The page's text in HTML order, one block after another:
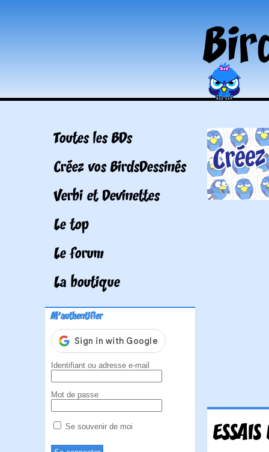
Toutes les BDs
Créez vos BirdsDessinés
Verbi et Devinettes
Le top
Le forum
La boutique
M'authentifier
Identifiant ou adresse e-mail
Mot de passe
Se souvenir de moi ESSAIS